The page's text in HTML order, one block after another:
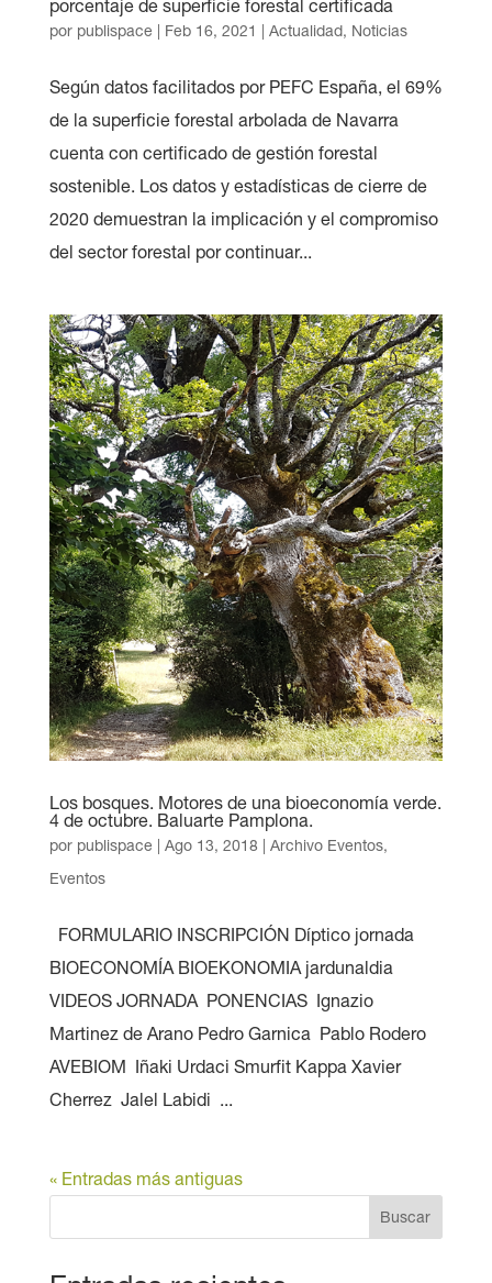
porcentaje de superficie forestal certificada
por publispace Feb 16, 2021 Actualidad, Noticias
Según datos facilitados por PEFC España, el 69%
de la superficie forestal arbolada de Navarra
cuenta con certificado de gestión forestal
sostenible. Los datos y estadísticas de cierre de
2020 demuestran la implicación y el compromiso
del sector forestal por continuar...
Los bosques. Motores de una bioeconomía verde.
4 de octubre. Baluarte Pamplona.
por publispace Ago 13, 2018 Archivo Eventos,
Eventos
FORMULARIO INSCRIPCIÓN Díptico jornada
BIOECONOMÍA BIOEKONOMIA jardunaldia
VIDEOS JORNADA PONENCIAS Ignazio
Martinez de Arano Pedro Garnica Pablo Rodero
AVEBIOM Iñaki Urdaci Smurfit Kappa Xavier
Cherrez Jalel Labidi ...
« Entradas más antiguas
Buscar